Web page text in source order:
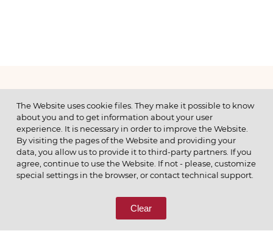
МЕНЮ
© 2026 ОАО
ПОЗВОНИТЕ НАМ
8 (800) 333-65-66
The Website uses cookie files. They make it possible to know
about you and to get information about your user
experience. It is necessary in order to improve the Website.
By visiting the pages of the Website and providing your
data, you allow us to provide it to third-party partners. If you
agree, continue to use the Website. If not - please, customize
special settings in the browser, or contact technical support.
Clear